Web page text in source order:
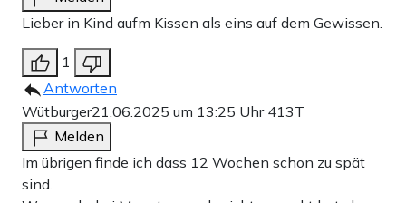
Lieber in Kind aufm Kissen als eins auf dem Gewissen.
1
Antworten
Wütburger21.06.2025 um 13:25 Uhr 413T
Melden
Im übrigen finde ich dass 12 Wochen schon zu spät
sind.